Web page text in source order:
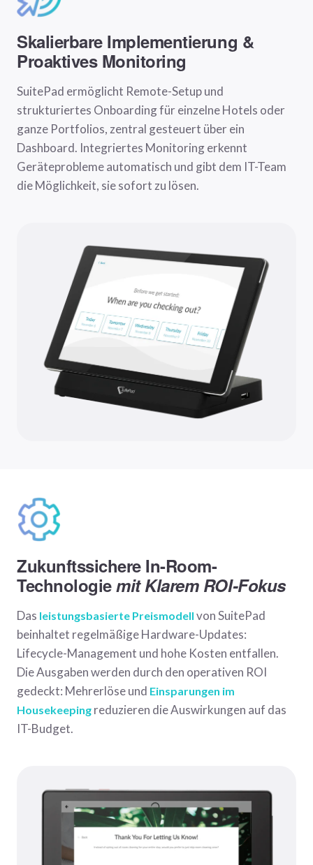
Skalierbare Implementierung &
Proaktives Monitoring
SuitePad ermöglicht Remote-Setup und
strukturiertes Onboarding für einzelne Hotels oder
ganze Portfolios, zentral gesteuert über ein
Dashboard. Integriertes Monitoring erkennt
Geräteprobleme automatisch und gibt dem IT-Team
die Möglichkeit, sie sofort zu lösen.
Zukunftssichere In-Room-
Technologiemit Klarem ROI-Fokus
Das leistungsbasierte Preismodell von SuitePad
beinhaltet regelmäßige Hardware-Updates:
Lifecycle-Management und hohe Kosten entfallen.
Die Ausgaben werden durch den operativen ROI
gedeckt: Mehrerlöse und Einsparungen im
Housekeeping reduzieren die Auswirkungen auf das
IT-Budget.